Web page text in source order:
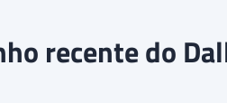
recente do